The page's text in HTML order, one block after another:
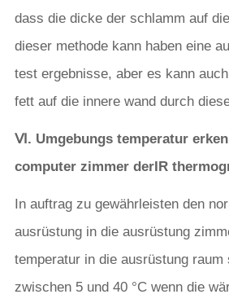
dass die dicke der schlamm auf
dieser methode kann haben eine
test ergebnisse, aber es kann
fett auf die innere wand durch
Ⅵ. Umgebungs temperatur
computer zimmer derIR
In auftrag zu gewährleisten den
ausrüstung in die ausrüstung
temperatur in die ausrüstung raum
zwischen 5 und 40 °C wenn die